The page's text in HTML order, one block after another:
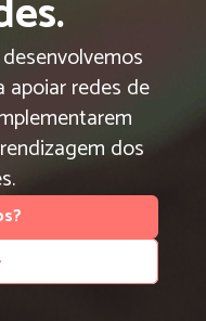
apoiar redes de
dos